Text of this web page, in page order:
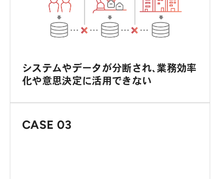
システムやデータが分断され、業務効率
化や意思決定に活用できない
CASE 03